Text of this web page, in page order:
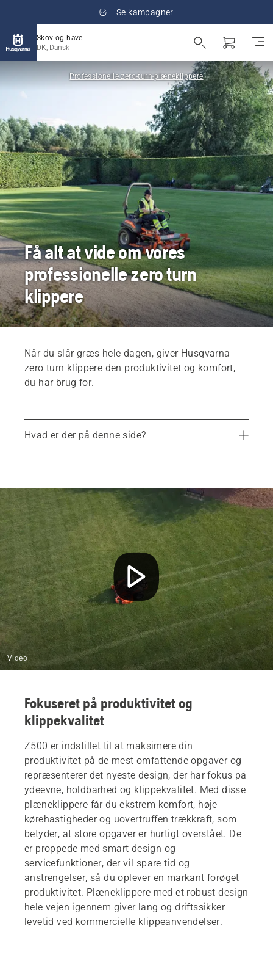
Se kampagner
Skov og have
DK, Dansk
Professionelle zero-turn-plæneklippere
Få alt at vide om vores
professionelle zero turn
klippere
Når du slår græs hele dagen, giver Husqvarna
zero turn klippere den produktivitet og komfort,
du har brug for.
Hvad er der på denne side?
Bestil en demonstration
Serviceydelser
Reservedele og tilbehør
Find din lokale butik
Video
Fokuseret på produktivitet og
klippekvalitet
Z500 er indstillet til at maksimere din
produktivitet på de mest omfattende opgaver og
repræsenterer det nyeste design, der har fokus på
ydeevne, holdbarhed og klippekvalitet. Med disse
plæneklippere får du ekstrem komfort, høje
kørehastigheder og uovertruffen trækkraft, som
betyder, at store opgaver er hurtigt overstået. De
er proppede med smart design og
servicefunktioner, der vil spare tid og
anstrengelser, så du oplever en markant forøget
produktivitet. Plæneklippere med et robust design
hele vejen igennem giver lang og driftssikker
levetid ved kommercielle klippeanvendelser.